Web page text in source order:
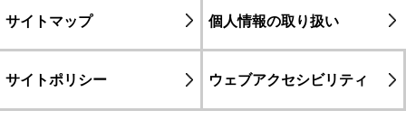
サイトマップ 個人情報の取り扱い
サイトポリシー ウェブアクセシビリティ